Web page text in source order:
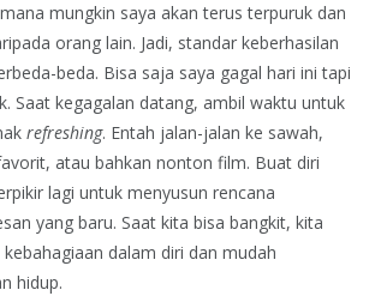
mungkin saya akan terus terpuruk dan
orang lain. Jadi, standar keberhasilan
beda. Bisa saja saya gagal hari ini tapi
Saat kegagalan datang, ambil waktu untuk
refreshing. Entah jalan-jalan ke sawah,
atau bahkan nonton film. Buat diri
lagi untuk menyusun rencana
yang baru. Saat kita bisa bangkit, kita
dalam diri dan mudah
hidup.